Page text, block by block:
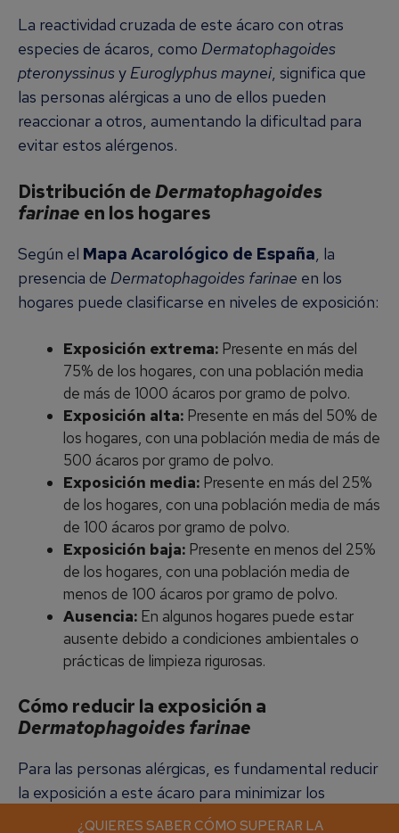
¿QUIERES SABER CÓMO SUPERAR LA
¿QUIERES SABER CÓMO SUPERAR LA
¿QUIERES SABER CÓMO SUPERAR LA
La reactividad cruzada de este ácaro con otras
especies de ácaros, como Dermatophagoides
pteronyssinusyEuroglyphus maynei, significa que
las personas alérgicas a uno de ellos pueden
reaccionar a otros, aumentando la dificultad para
evitar estos alérgenos.
Distribución deDermatophagoides
farinae en los hogares
Según el Mapa Acarológico de España, la
presencia de Dermatophagoides farinae en los
hogares puede clasificarse en niveles de exposición:
Exposición extrema: Presente en más del
75% de los hogares, con una población media
de más de 1000 ácaros por gramo de polvo.
Exposición alta: Presente en más del 50% de
los hogares, con una población media de más de
500 ácaros por gramo de polvo.
Exposición media: Presente en más del 25%
de los hogares, con una población media de más
de 100 ácaros por gramo de polvo.
Exposición baja: Presente en menos del 25%
de los hogares, con una población media de
menos de 100 ácaros por gramo de polvo.
Ausencia: En algunos hogares puede estar
ausente debido a condiciones ambientales o
prácticas de limpieza rigurosas.
Cómo reducir la exposición a
Dermatophagoides farinae
Para las personas alérgicas, es fundamental reducir
la exposición a este ácaro para minimizar los
síntomas. Algunas medidas recomendadas incluyen:
¿QUIERES SABER CÓMO SUPERAR LA
¿QUIERES SABER CÓMO SUPERAR LA
¿QUIERES SABER CÓMO SUPERAR LA
¿QUIERES SABER CÓMO SUPERAR LA
¿QUIERES SABER CÓMO SUPERAR LA
¿QUIERES SABER CÓMO SUPERAR LA
¿QUIERES SABER CÓMO SUPERAR LA
¿QUIERES SABER CÓMO SUPERAR LA